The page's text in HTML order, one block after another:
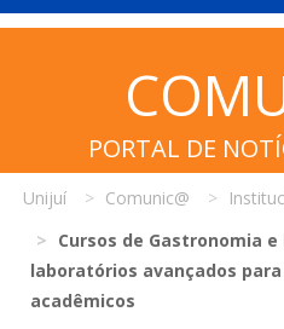
PORTAL DE
Unijuí Comunic@
Cursos de Gastronomia
laboratórios avançados
acadêmicos